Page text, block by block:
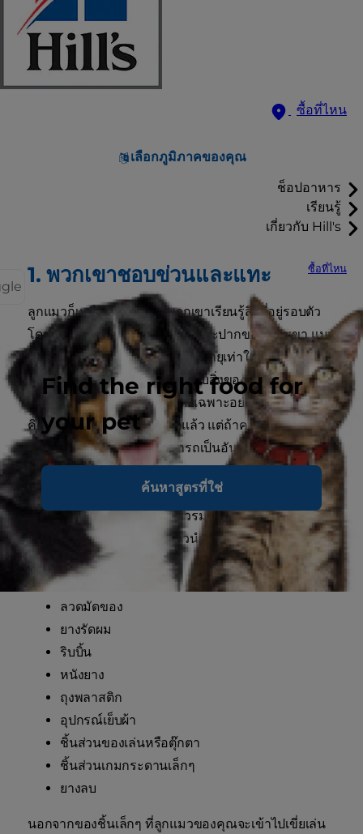
ซื้อที่ไหน
เลือกภูมิภาคของคุณ
ช็อปอาหาร
เรียนรู้
เกี่ยวกับ Hill's
ซื้อที่ไหน
Find the right food for
your pet
ค้นหาสูตรที่ใช่
สำหรับแมวหรือลูกแมว
1. พวกเขาชอบข่วนและแทะ
ลูกแมวก็เหมือนเด็กทารก พวกเขาเรียนรู้สิ่งที่อยู่รอบตัว
โดยใช้ตา มือ (หมายถืออุ้งเท้า) และปากของพวกเขา แมว
เป็นสัตว์ขี้เล่น ไม่ว่าเจ้าเหมียวจะอายุเท่าใดก็ตาม พวก
เขาชอบตะกุยไปรอบๆ และเล่นกับสิ่งของต่างๆ ที่พวกเขา
เจออยู่บนพื้นเป็นชีวิตจิตใจ โดยเฉพาะอย่างหลัง คุณอาจ
คิดว่าพื้นบ้านของคุณสะอาดแล้ว แต่ถ้าคุณลองลงไป
คลานดู คุณอาจพบสิ่งที่สามารถเป็นอันตรายกับลูกแมว
ของคุณได้
ก่อนนำลูกแมวเข้าบ้าน คุณควรมองหาสิ่งต่อไปนี้ตาม
หลังโซฟาและชั้นวางของแล้วนำไปทิ้ง
เชือก
ลวดมัดของ
ยางรัดผม
ริบบิ้น
หนังยาง
ถุงพลาสติก
อุปกรณ์เย็บผ้า
ชิ้นส่วนของเล่นหรือตุ๊กตา
ชิ้นส่วนเกมกระดานเล็กๆ
ยางลบ
นอกจากของชิ้นเล็กๆ ที่ลูกแมวของคุณจะเข้าไปเขี่ยเล่น